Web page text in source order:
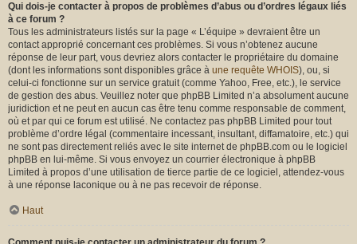
Qui dois-je contacter à propos de problèmes d’abus ou d’ordres légaux liés
à ce forum ?
Tous les administrateurs listés sur la page « L’équipe » devraient être un
contact approprié concernant ces problèmes. Si vous n’obtenez aucune
réponse de leur part, vous devriez alors contacter le propriétaire du domaine
(dont les informations sont disponibles grâce à une requête WHOIS), ou, si
celui-ci fonctionne sur un service gratuit (comme Yahoo, Free, etc.), le service
de gestion des abus. Veuillez noter que phpBB Limited n’a absolument aucune
juridiction et ne peut en aucun cas être tenu comme responsable de comment,
où et par qui ce forum est utilisé. Ne contactez pas phpBB Limited pour tout
problème d’ordre légal (commentaire incessant, insultant, diffamatoire, etc.) qui
ne sont pas directement reliés avec le site internet de phpBB.com ou le logiciel
phpBB en lui-même. Si vous envoyez un courrier électronique à phpBB
Limited à propos d’une utilisation de tierce partie de ce logiciel, attendez-vous
à une réponse laconique ou à ne pas recevoir de réponse.
Haut